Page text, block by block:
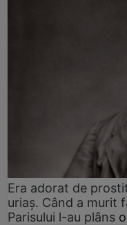
Era adorat de
uriaș. Când a murit
Parisului l-au plâns